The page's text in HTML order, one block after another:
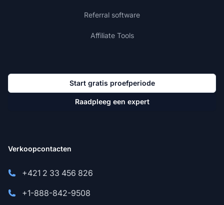
Referral software
Affiliate Tools
Start gratis proefperiode
Raadpleeg een expert
Verkoopcontacten
+421 2 33 456 826
+1-888-842-9508